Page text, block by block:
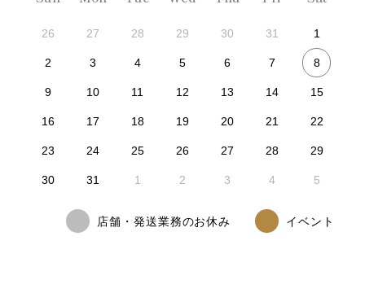
26 27 28 29 30 31 1
2 3 4 5 6 7 8
9 10 11 12 13 14 15
16 17 18 19 20 21 22
23 24 25 26 27 28 29
30 31 1 2 3 4 5
店舗・発送業務のお休み イベント